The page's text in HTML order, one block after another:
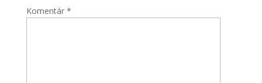
Komentár *